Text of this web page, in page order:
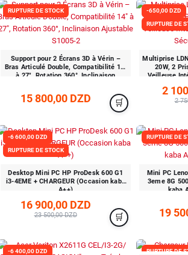
RUPTURE DE STOCK
Support pour 2 Écrans 3D à Vérin –
Bras Articulé Double, Compatibilité 14"
à 27", Rotation 360°, Inclinaison
15 800,00 DZD
-650,00 DZD
RUPTURE DE
Multiprise
20W, 2
Veilleuse
2
2
-6 600,00 DZD
RUPTURE DE STOCK
Desktop Mini PC HP ProDesk 600 G1
i3-4EME + CHARGEUR (Occasion kaba
A++)
16 900,00 DZD
23 500,00 DZD
RUPTURE DE
Mini PC
3eme 8G
kaba
19
-6 400,00 DZD
RUPTURE DE